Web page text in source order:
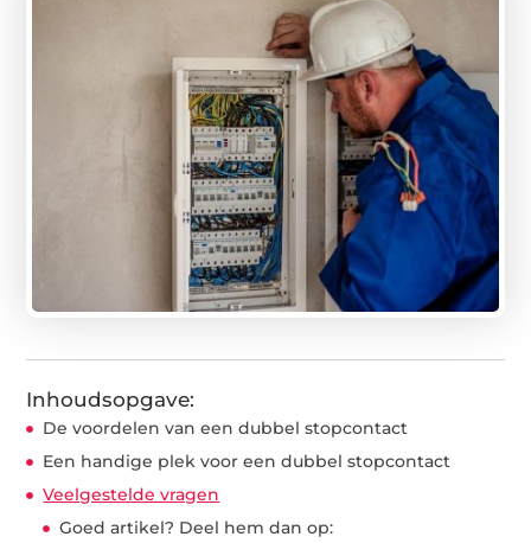
Inhoudsopgave:
De voordelen van een dubbel stopcontact
Een handige plek voor een dubbel stopcontact
Veelgestelde vragen
Goed artikel? Deel hem dan op: